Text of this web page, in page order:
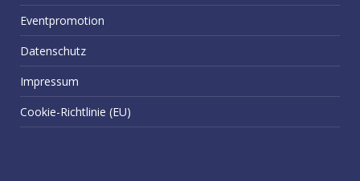
Eventpromotion
Datenschutz
Impressum
Cookie-Richtlinie (EU)